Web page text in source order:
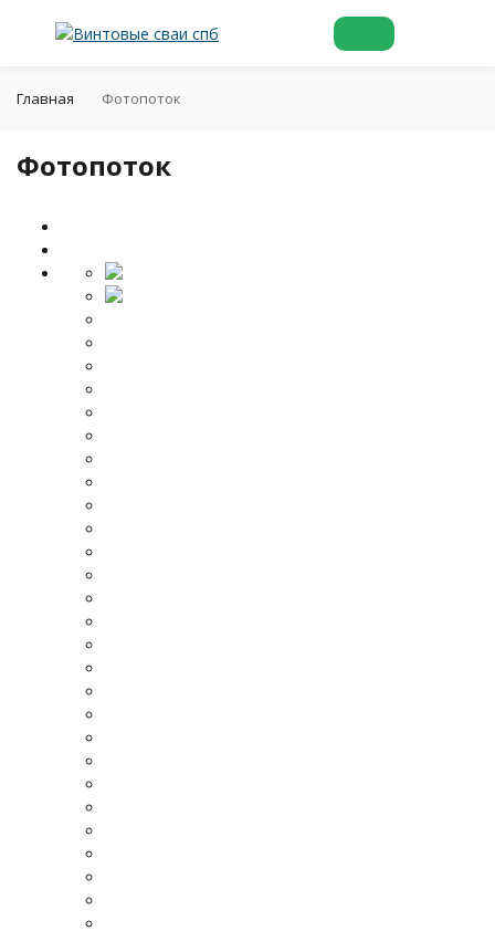
Главная Фотопоток
Фотопоток